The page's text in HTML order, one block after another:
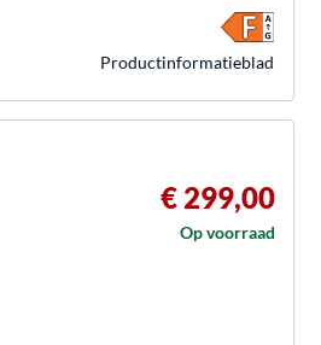
Product­informatieblad
€ 299,00
Op voorraad